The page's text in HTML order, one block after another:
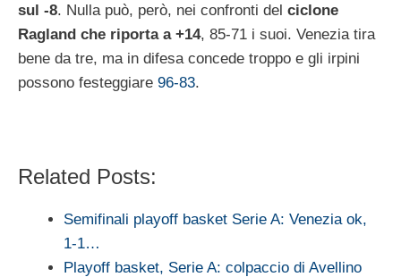
sul -8. Nulla può, però, nei confronti del ciclone
Ragland che riporta a +14, 85-71 i suoi. Venezia tira
bene da tre, ma in difesa concede troppo e gli irpini
possono festeggiare 96-83.
Related Posts:
Semifinali playoff basket Serie A: Venezia ok,
1-1…
Playoff basket, Serie A: colpaccio di Avellino